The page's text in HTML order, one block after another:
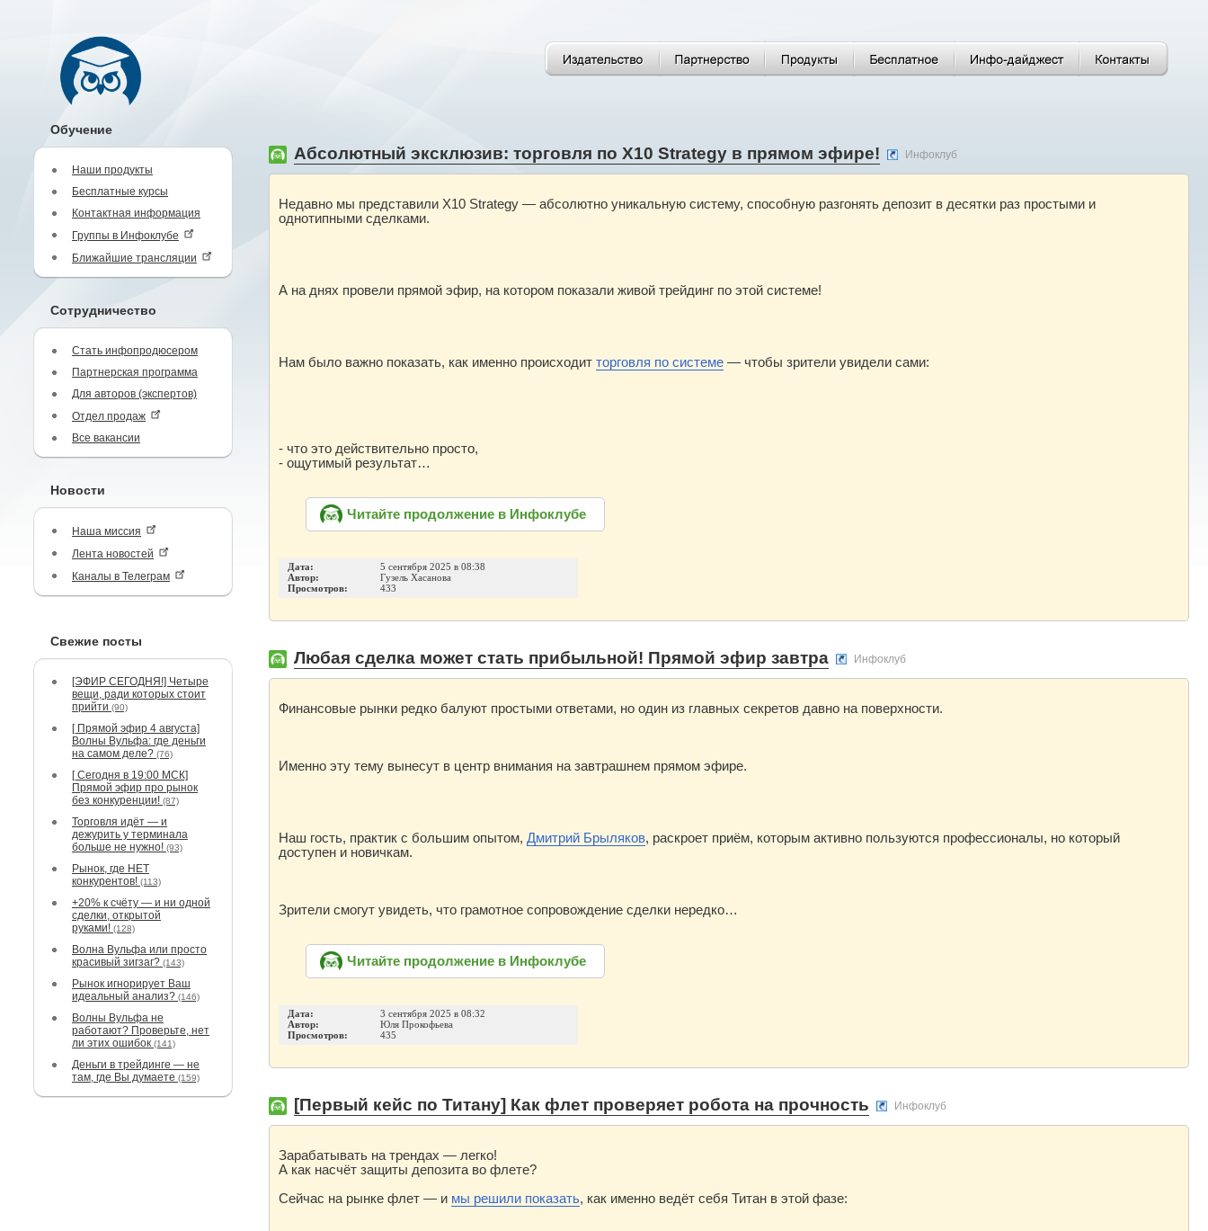
Обучение
Наши продукты
Бесплатные курсы
Контактная информация
Группы в Инфоклубе
Ближайшие трансляции
Сотрудничество
Стать инфопродюсером
Партнерская программа
Для авторов (экспертов)
Отдел продаж
Все вакансии
Новости
Наша миссия
Лента новостей
Каналы в Телеграм
Свежие посты
[ЭФИР СЕГОДНЯ!] Четыре
вещи, ради которых стоит
прийти (90)
[ Прямой эфир 4 августа]
Волны Вульфа: где деньги
на самом деле? (76)
[ Сегодня в 19:00 МСК]
Прямой эфир про рынок
без конкуренции! (87)
Торговля идёт — и
дежурить у терминала
больше не нужно! (93)
Рынок, где НЕТ
конкурентов! (113)
+20% к счёту — и ни одной
сделки, открытой
руками! (128)
Волна Вульфа или просто
красивый зигзаг? (143)
Рынок игнорирует Ваш
идеальный анализ? (146)
Волны Вульфа не
работают? Проверьте, нет
ли этих ошибок (141)
Деньги в трейдинге — не
там, где Вы думаете (159)
Абсолютный эксклюзив: торговля по X10 Strategy в прямом эфире! Инфоклуб
Недавно мы представили X10 Strategy — абсолютно уникальную систему, способную разгонять депозит в десятки раз простыми и
однотипными сделками.
А на днях провели прямой эфир, на котором показали живой трейдинг по этой системе!
Нам было важно показать, как именно происходит торговля по системе — чтобы зрители увидели сами:
- что это действительно просто,
- ощутимый результат…
Читайте продолжение в Инфоклубе
Дата:
5 сентября 2025 в 08:38
Автор:
Гузель Хасанова
Просмотров:
433
Любая сделка может стать прибыльной! Прямой эфир завтра Инфоклуб
Финансовые рынки редко балуют простыми ответами, но один из главных секретов давно на поверхности.
Именно эту тему вынесут в центр внимания на завтрашнем прямом эфире.
Наш гость, практик с большим опытом, Дмитрий Брыляков, раскроет приём, которым активно пользуются профессионалы, но который
доступен и новичкам.
Зрители смогут увидеть, что грамотное сопровождение сделки нередко…
Читайте продолжение в Инфоклубе
Дата:
3 сентября 2025 в 08:32
Автор:
Юля Прокофьева
Просмотров:
435
[Первый кейс по Титану] Как флет проверяет робота на прочность Инфоклуб
Зарабатывать на трендах — легко!
А как насчёт защиты депозита во флете?
Сейчас на рынке флет — и мы решили показать, как именно ведёт себя Титан в этой фазе: